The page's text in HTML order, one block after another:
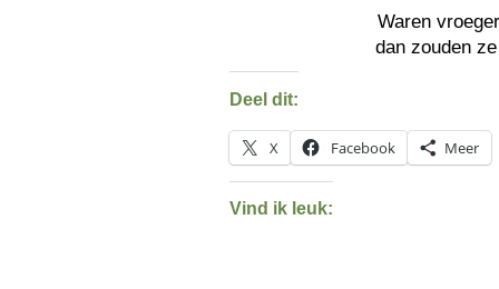
Waren
dan zouden
Deel dit:
X Facebook Meer
Vind ik leuk: